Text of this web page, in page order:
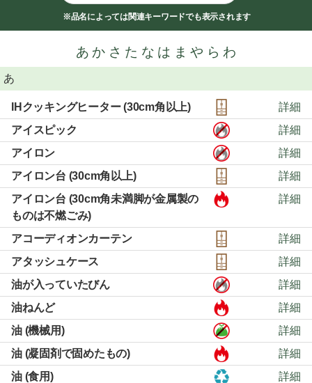
※品名によっては関連キーワードでも表示されます
あ か さ た な は ま や ら わ
あ
IHクッキングヒーター (30cm角以上)
詳細
アイスピック
詳細
アイロン
詳細
アイロン台 (30cm角以上)
詳細
アイロン台 (30cm角未満脚が金属製の
ものは不燃ごみ)
詳細
アコーディオンカーテン
詳細
アタッシュケース
詳細
油が入っていたびん
詳細
油ねんど
詳細
油 (機械用)
詳細
油 (凝固剤で固めたもの)
詳細
油 (食用)
詳細